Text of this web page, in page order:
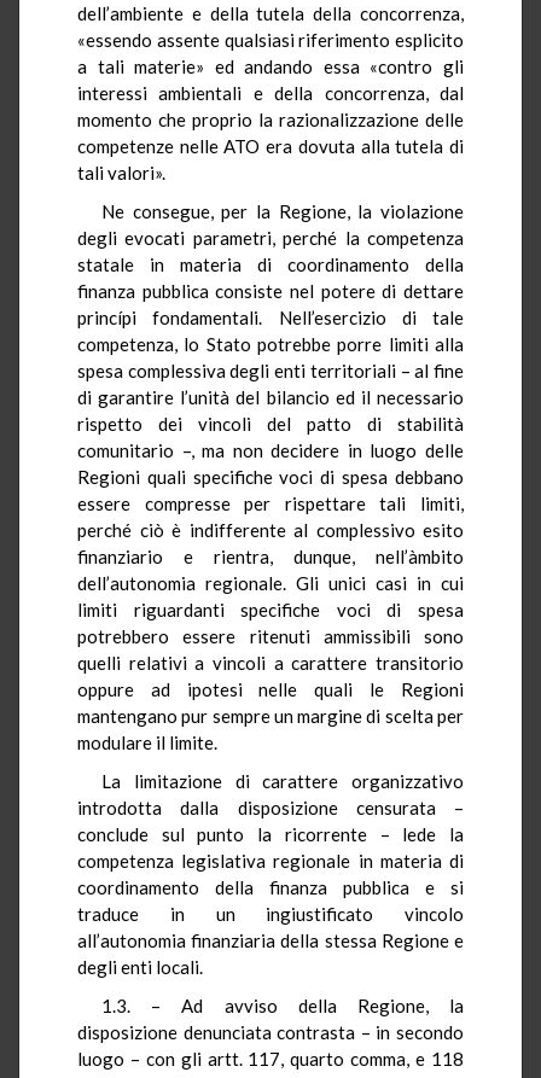
dell’ambiente e della tutela della concorrenza,
«essendo assente qualsiasi riferimento esplicito
a tali materie» ed andando essa «contro gli
interessi ambientali e della concorrenza, dal
momento che proprio la razionalizzazione delle
competenze nelle ATO era dovuta alla tutela di
tali valori».
Ne consegue, per la Regione, la violazione
degli evocati parametri, perché la competenza
statale in materia di coordinamento della
finanza pubblica consiste nel potere di dettare
princípi fondamentali. Nell’esercizio di tale
competenza, lo Stato potrebbe porre limiti alla
spesa complessiva degli enti territoriali – al fine
di garantire l’unità del bilancio ed il necessario
rispetto dei vincoli del patto di stabilità
comunitario –, ma non decidere in luogo delle
Regioni quali specifiche voci di spesa debbano
essere compresse per rispettare tali limiti,
perché ciò è indifferente al complessivo esito
finanziario e rientra, dunque, nell’àmbito
dell’autonomia regionale. Gli unici casi in cui
limiti riguardanti specifiche voci di spesa
potrebbero essere ritenuti ammissibili sono
quelli relativi a vincoli a carattere transitorio
oppure ad ipotesi nelle quali le Regioni
mantengano pur sempre un margine di scelta per
modulare il limite.
La limitazione di carattere organizzativo
introdotta dalla disposizione censurata –
conclude sul punto la ricorrente – lede la
competenza legislativa regionale in materia di
coordinamento della finanza pubblica e si
traduce in un ingiustificato vincolo
all’autonomia finanziaria della stessa Regione e
degli enti locali.
1.3. – Ad avviso della Regione, la
disposizione denunciata contrasta – in secondo
luogo – con gli artt. 117, quarto comma, e 118